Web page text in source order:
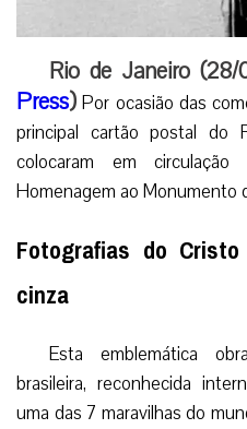
Rio de Janeiro (28/
Press) Por ocasião das
principal cartão postal do
colocaram em
Homenagem ao Monumento
Fotografias do
cinza
Esta emblemática
brasileira, reconhecida
uma das 7 maravilhas do